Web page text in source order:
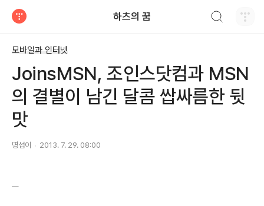
하츠의 꿈
모바일과 인터넷
JoinsMSN, 조인스닷컴과 MSN
의 결별이 남긴 달콤 쌉싸름한 뒷
맛
명섭이 2013. 7. 29. 08:00